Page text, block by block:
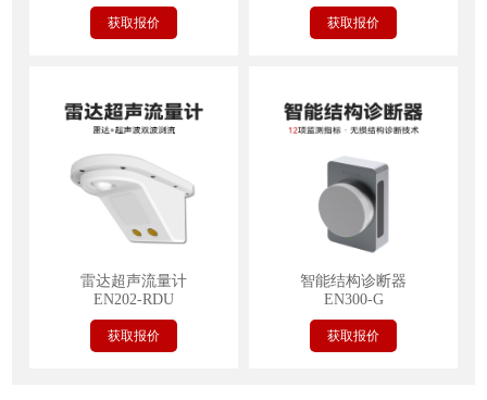
获取报价 获取报价
雷达超声流量计
EN202-RDU
获取报价
智能结构诊断器
EN300-G
获取报价